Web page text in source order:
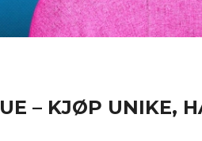
– KJØP UNIKE,